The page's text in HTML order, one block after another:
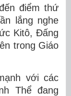
điểm thứ
lắng nghe
Kitô, Đấng
trong Giáo
với các
Thể đang